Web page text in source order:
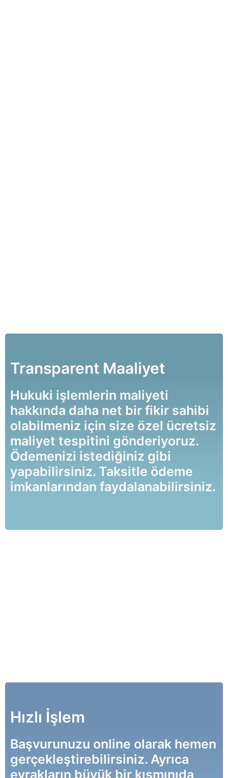
Transparent Maaliyet
Hukuki işlemlerin maliyeti
hakkında daha net bir fikir sahibi
olabilmeniz için size özel ücretsiz
maliyet tespitini gönderiyoruz.
Ödemenizi istediğiniz gibi
yapabilirsiniz. Taksitle ödeme
imkanlarından faydalanabilirsiniz.
Hızlı İşlem
Başvurunuzu online olarak hemen
gerçekleştirebilirsiniz. Ayrıca
evrakların büyük bir kısmınıda